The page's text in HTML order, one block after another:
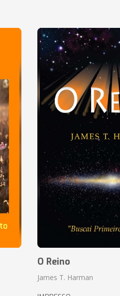
O Reino
James T. Harman